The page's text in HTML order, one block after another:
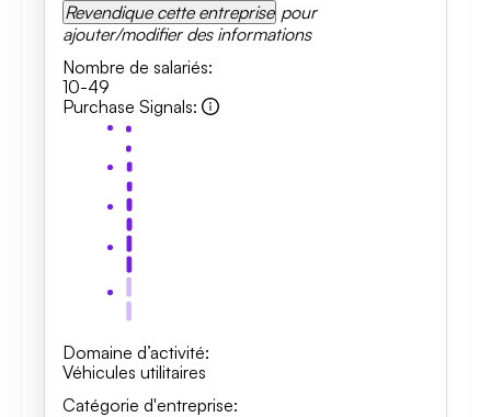
Revendique cette entreprise pour
ajouter/modifier des informations
Nombre de salariés:
10-49
Purchase Signals:
Domaine d’activité:
Véhicules utilitaires
Catégorie d'entreprise: